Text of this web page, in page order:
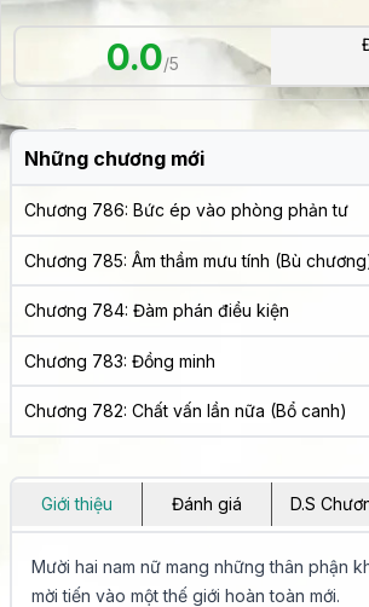
0.0/5
Những chương mới
Chương 786: Bức ép vào phòng phản tư
Chương 785: Âm thầm mưu tính (Bù
Chương 784: Đàm phán điều kiện
Chương 783: Đồng minh
Chương 782: Chất vấn lần nữa (Bổ canh)
Giới thiệu Đánh giá D.S
Mười hai nam nữ mang những thân phận
mời tiến vào một thế giới hoàn toàn mới.